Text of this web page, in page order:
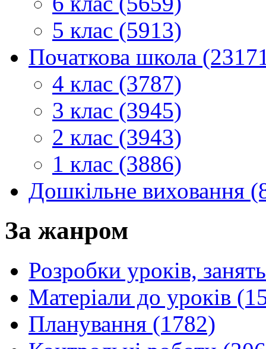
5 клас (5913)
Початкова школа
4 клас (3787)
3 клас (3945)
2 клас (3943)
1 клас (3886)
Дошкільне виховання
За жанром
Розробки уроків,
Матеріали до уроків
Планування (1782)